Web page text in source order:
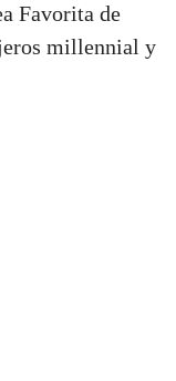
Favorita de
millennial y